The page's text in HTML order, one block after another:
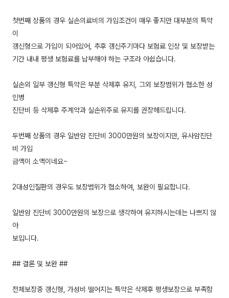
첫번째 상품의 경우 실손의료비의 가입조건이 매우 좋지만 대부분의 특약
이
갱신형으로 가입이 되어있어, 추후 갱신주기마다 보험료 인상 및 보장받는
기간 내내 평생 보험료를 납부해야 하는 구조라 아쉽습니다.
실손외 일부 갱신형 특약은 부분 삭제후 유지, 그외 보장범위가 협소한 성
인병
진단비 등 삭제후 주계약과 실손위주로 유지를 권장해드립니다.
두번째 상품의 경우 일반암 진단비 3000만원의 보장이지만, 유사암진단
비 가입
금액이 소액이네요~
2대성인질환의 경우도 보장범위가 협소하여, 보완이 필요합니다.
일반암 진단비 3000만원의 보장으로 생각하여 유지하시는데는 나쁘지 않
아
보입니다.
## 결론 및 보완 ##
전체보장중 갱신형, 가성비 떨어지는 특약은 삭제후 평생보장으로 부족함